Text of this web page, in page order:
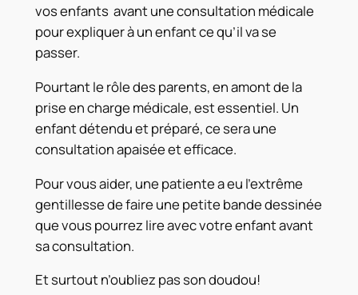
vos enfants avant une consultation médicale
pour expliquer à un enfant ce qu’il va se
passer.
Pourtant le rôle des parents, en amont de la
prise en charge médicale, est essentiel. Un
enfant détendu et préparé, ce sera une
consultation apaisée et efficace.
Pour vous aider, une patiente a eu l’extrême
gentillesse de faire une petite bande dessinée
que vous pourrez lire avec votre enfant avant
sa consultation.
Et surtout n’oubliez pas son doudou!